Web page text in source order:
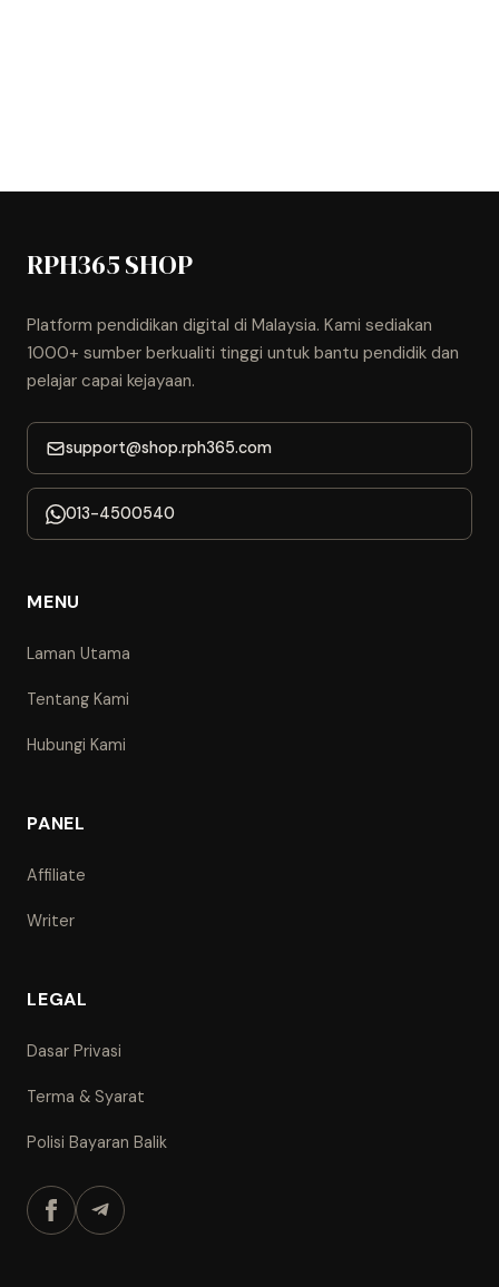
RPH365 SHOP
Platform pendidikan digital di Malaysia. Kami sediakan
1000+ sumber berkualiti tinggi untuk bantu pendidik dan
pelajar capai kejayaan.
support@shop.rph365.com
013-4500540
MENU
Laman Utama
Tentang Kami
Hubungi Kami
PANEL
Affiliate
Writer
LEGAL
Dasar Privasi
Terma & Syarat
Polisi Bayaran Balik